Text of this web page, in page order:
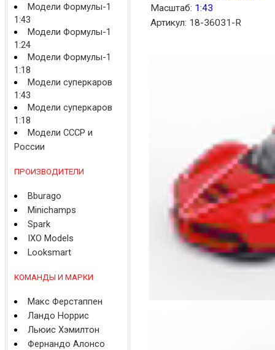
Модели Формулы-1
1:43
Модели Формулы-1
1:24
Модели Формулы-1
1:18
Модели суперкаров
1:43
Модели суперкаров
1:18
Модели СССР и
России
ПРОИЗВОДИТЕЛИ
Bburago
Minichamps
Spark
IXO Models
Looksmart
КОМАНДЫ И МАРКИ
Макс Ферстаппен
Ландо Норрис
Льюис Хэмилтон
Фернандо Алонсо
Масштаб: 1:43
Артикул: 18-36031-R